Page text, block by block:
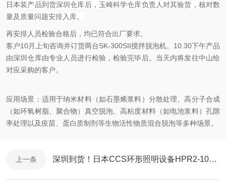
日本装产品到货深圳仓库后，玉崎科学仓库负责人对其验货，核对数
量及质量问题安排入库。
再安排人员检验合格后，均已符合出厂要求。
客户10月上旬咨询并订货两台SK-300SII搅拌脱泡机。10.30下午产品
由深圳仓库由专业人员进行检验，检验完毕后。当天内将发往中山给
对应采购的客户。
应用场景：适用于纳米材料（如石墨烯浆料）分散处理、高分子合成
（如环氧树脂、聚合物）真空脱泡、高粘度材料（如电池浆料）孔隙
率处理以及疫苗、蛋白质制剂等生物活性物质混合脱泡等多种场景。
上一条 深圳到货！日本CCS环形照明设备HPR2-100SW